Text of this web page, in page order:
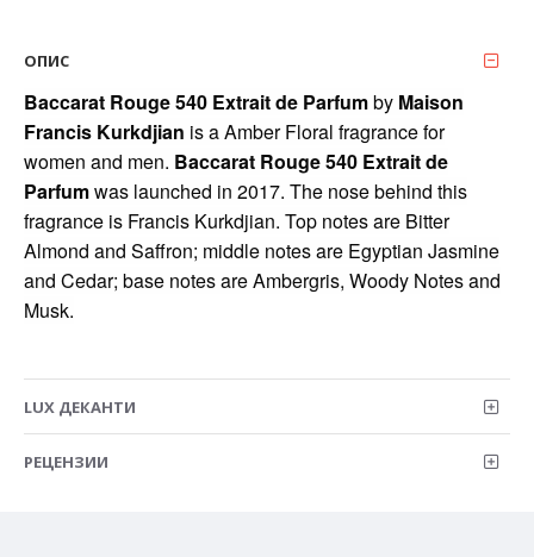
ОПИС
Baccarat Rouge 540 Extrait de Parfumby Maison
Francis Kurkdjian is a Amber Floral fragrance for
women and men. Baccarat Rouge 540 Extrait de
Parfumwas launched in 2017. The nose behind this
fragrance is Francis Kurkdjian. Top notes are Bitter
Almond and Saffron; middle notes are Egyptian Jasmine
and Cedar; base notes are Ambergris, Woody Notes and
Musk.
LUX ДЕКАНТИ
РЕЦЕНЗИИ